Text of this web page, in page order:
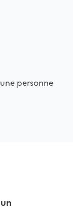
personne